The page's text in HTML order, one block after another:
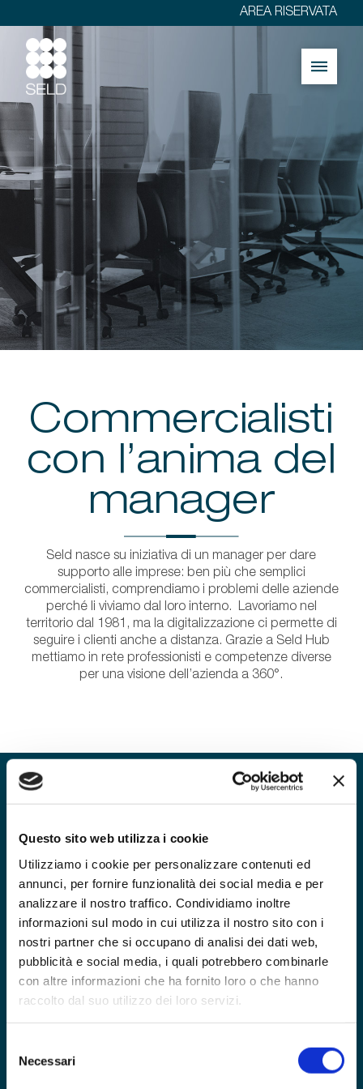
Questo sito web utilizza i cookie
Utilizziamo i cookie per personalizzare contenuti ed
annunci, per fornire funzionalità dei social media e per
analizzare il nostro traffico. Condividiamo inoltre
informazioni sul modo in cui utilizza il nostro sito con i
nostri partner che si occupano di analisi dei dati web,
pubblicità e social media, i quali potrebbero combinarle
con altre informazioni che ha fornito loro o che hanno
raccolto dal suo utilizzo dei loro servizi.
delNecessari
AREA RISERVATA
Commercialisti
con l’anima del
manager
Seld nasce su iniziativa di un manager per dare
supporto alle imprese: ben più che semplici
commercialisti, comprendiamo i problemi delle aziende
perché li viviamo dal loro interno. Lavoriamo nel
territorio dal 1981, ma la digitalizzazione ci permette di
seguire i clienti anche a distanza. Grazie a Seld Hub
mettiamo in rete professionisti e competenze diverse
per una visione dell’azienda a 360°.
Studio Seld è un amministratore e dirigente
d’azienda e un imprenditore. Nel 1981 Otello
Bizzotto vuole offrire un servizio di consulenza in
area contabile e amministrativa con un approccio
diverso da quello che caratterizzava i normali
studi di commercialisti del tempo. Nasce così